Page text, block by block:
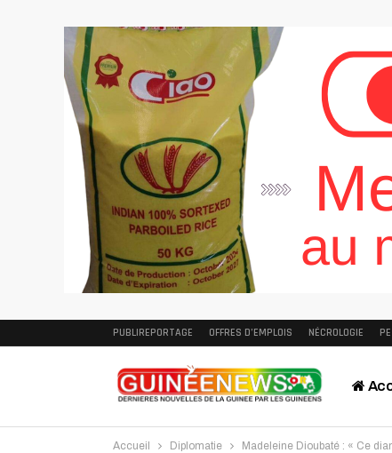
PUBLIREPORTAGE OFFRES D’EMPLOIS NÉCROLOGIE
Accueil Diplomatie Madeleine Dioubaté : « Ce